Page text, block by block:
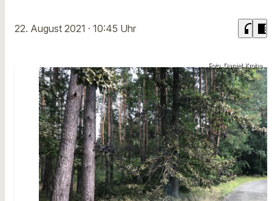
22. August 2021 · 10:45 Uhr headphones chrome_reader_mode
Foto: Daniel Kroha